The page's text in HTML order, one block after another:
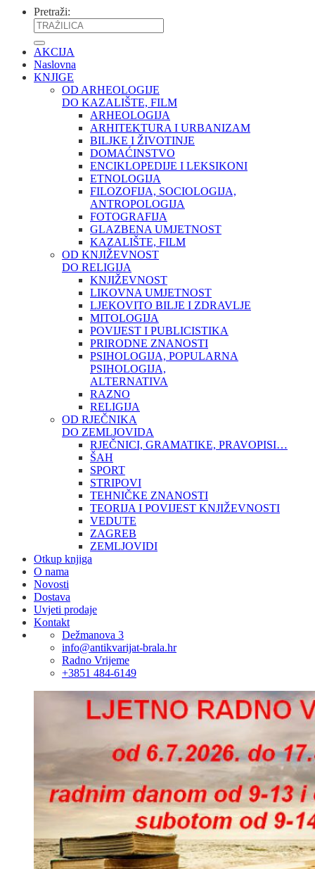
Pretraži:
AKCIJA
Naslovna
KNJIGE
OD ARHEOLOGIJE
DO KAZALIŠTE, FILM
ARHEOLOGIJA
ARHITEKTURA I URBANIZAM
BILJKE I ŽIVOTINJE
DOMAĆINSTVO
ENCIKLOPEDIJE I LEKSIKONI
ETNOLOGIJA
FILOZOFIJA, SOCIOLOGIJA,
ANTROPOLOGIJA
FOTOGRAFIJA
GLAZBENA UMJETNOST
KAZALIŠTE, FILM
OD KNJIŽEVNOST
DO RELIGIJA
KNJIŽEVNOST
LIKOVNA UMJETNOST
LJEKOVITO BILJE I ZDRAVLJE
MITOLOGIJA
POVIJEST I PUBLICISTIKA
PRIRODNE ZNANOSTI
PSIHOLOGIJA, POPULARNA
PSIHOLOGIJA,
ALTERNATIVA
RAZNO
RELIGIJA
OD RJEČNIKA
DO ZEMLJOVIDA
RJEČNICI, GRAMATIKE, PRAVOPISI…
ŠAH
SPORT
STRIPOVI
TEHNIČKE ZNANOSTI
TEORIJA I POVIJEST KNJIŽEVNOSTI
VEDUTE
ZAGREB
ZEMLJOVIDI
Otkup knjiga
O nama
Novosti
Dostava
Uvjeti prodaje
Kontakt
Dežmanova 3
info@antikvarijat-brala.hr
Radno Vrijeme
+3851 484-6149